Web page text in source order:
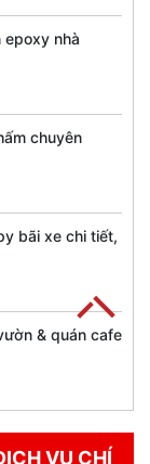
epoxy nhà
chuyên
bãi xe chi tiết,
& quán cafe
VỤ CHÍ